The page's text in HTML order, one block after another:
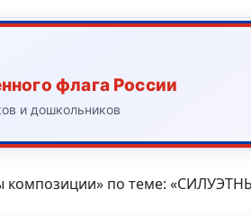
флага России
и дошкольников
по теме: